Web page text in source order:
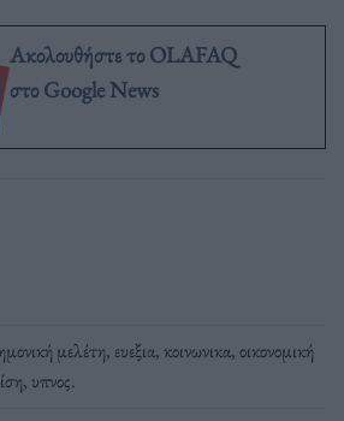
Ακολουθήστε το OLAFAQ
στο Google News
μελέτη, ευεξια,κοινωνικα,οικονομική
,υπνος.